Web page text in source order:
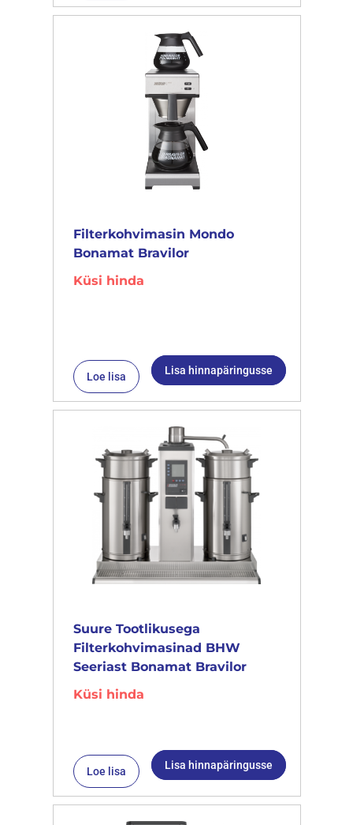
Filterkohvimasin Mondo
Bonamat Bravilor
Küsi hinda
Loe lisa Lisa hinnapäringusse
Suure Tootlikusega
Filterkohvimasinad BHW
Seeriast Bonamat Bravilor
Küsi hinda
Loe lisa Lisa hinnapäringusse